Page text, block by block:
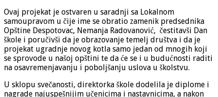
Ovaj projekat je ostvaren u saradnji sa Lokalnom
samoupravom u čije ime se obratio zamenik predsednika
Opštine Despotovac, Nemanja Radovanović, čestitavši Dan
škole i poručivši da je obrazovanje temelj društva i da je
projekat ugradnje novog kotla samo jedan od mnogih koji
se sprovode u našoj opštini te da će se i u budućnosti raditi
na osavremenjavanju i poboljšanju uslova u školstvu.
U sklopu svečanosti, direktorka škole dodelila je diplome i
nagrade najuspešnijim učenicima i nastavnicima, a nakon